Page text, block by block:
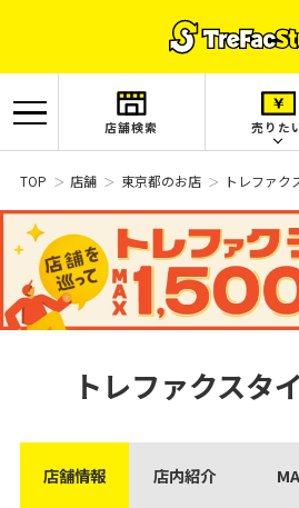
店舗検索 売りた
TOP 店舗 東京都のお店 トレファク
トレファクスタ
店舗情報 店内紹介